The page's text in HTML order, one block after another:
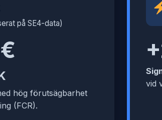
på SE4-data)
hög förutsägbarhet
(FCR).
vid